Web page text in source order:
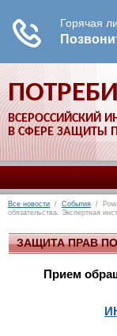
ВСЕРОССИЙСКИЙ
В СФЕРЕ ЗАЩИТЫ
Все новости / События /
обязательства. Экспертная
ЗАЩИТА ПРАВ
Прием